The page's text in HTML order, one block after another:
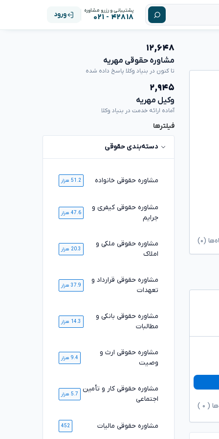
پشتیبانی و رزرو مشاوره
۴۲۸۱۸ - ۰۲۱ ورود
(۰)
( ۰
۱۲,۶۴۸
مشاوره حقوقی مهریه
تا کنون در بنیاد وکلا پاسخ داده شده
۲,۹۴۵
وکیل مهریه
آماده ارائه خدمت در بنیاد وکلا
فیلترها
دسته‌بندی حقوقی
مشاوره حقوقی خانواده 51.2 هزار
مشاوره حقوقی کیفری و
جرایم
47.6 هزار
مشاوره حقوقی ملکی و
املاک
20.3 هزار
مشاوره حقوقی قرارداد و
تعهدات
37.9 هزار
مشاوره حقوقی بانکی و
مطالبات
14.3 هزار
مشاوره حقوقی ارث و
وصیت
9.4 هزار
مشاوره حقوقی کار و تأمین
اجتماعی
5.7 هزار
مشاوره حقوقی مالیات 452